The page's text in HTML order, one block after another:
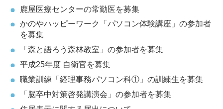
鹿屋医療センターの常勤医を募集
かのやハッピーワーク「パソコン体験講座」の参加者
を募集
「森と語ろう森林教室」の参加者を募集
平成25年度 自衛官を募集
職業訓練「経理事務パソコン科①」の訓練生を募集
「脳卒中対策啓発講演会」の参加者を募集